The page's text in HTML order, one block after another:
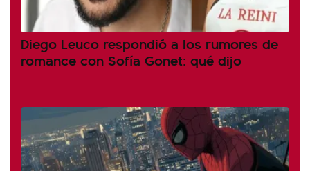
Diego Leuco respondió a los rumores de
romance con Sofía Gonet: qué dijo